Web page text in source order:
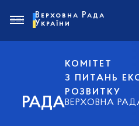
РАДА
КОМІТЕТ
З ПИТАНЬ
РОЗВИТКУ
ВЕРХОВНА
Верховна Рада
України